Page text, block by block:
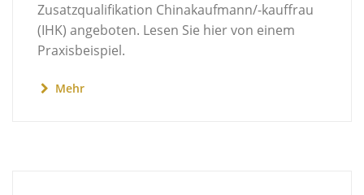
Zusatzqualifikation Chinakaufmann/-kauffrau
(IHK) angeboten. Lesen Sie hier von einem
Praxisbeispiel.
Mehr